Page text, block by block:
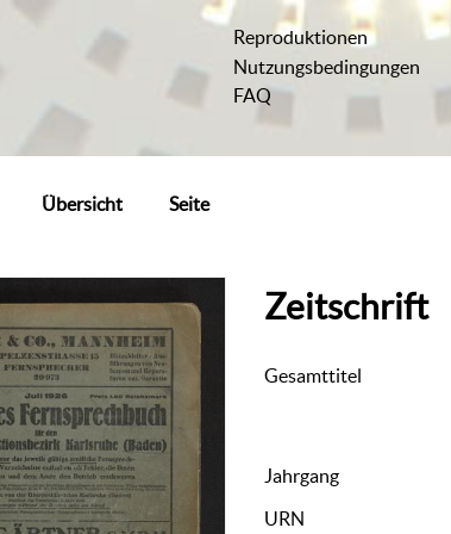
Reproduktionen
Nutzungsbedingungen
FAQ
Übersicht Seite
Zeitschrift
Gesamttitel
Jahrgang
URN